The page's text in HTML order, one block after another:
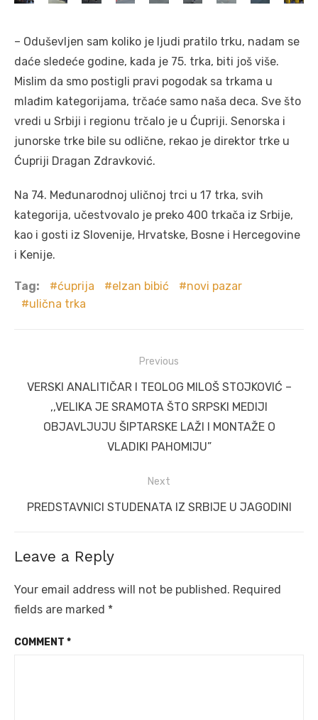
– Oduševljen sam koliko je ljudi pratilo trku, nadam se
daće sledeće godine, kada je 75. trka, biti još više.
Mislim da smo postigli pravi pogodak sa trkama u
mlađim kategorijama, trčaće samo naša deca. Sve što
vredi u Srbiji i regionu trčalo je u Ćupriji. Senorska i
junorske trke bile su odlične, rekao je direktor trke u
Ćupriji Dragan Zdravković.
Na 74. Međunarodnoj uličnoj trci u 17 trka, svih
kategorija, učestvovalo je preko 400 trkača iz Srbije,
kao i gosti iz Slovenije, Hrvatske, Bosne i Hercegovine
i Kenije.
Tag: ćuprija elzan bibić
novi pazar
ulična trka
navigation
Previous
Previous
VERSKI ANALITIČAR I TEOLOG MILOŠ STOJKOVIĆ –
,,VELIKA JE SRAMOTA ŠTO SRPSKI MEDIJI
OBJAVLJUJU ŠIPTARSKE LAŽI I MONTAŽE O
VLADIKI PAHOMIJU”
Next
Next
PREDSTAVNICI STUDENATA IZ SRBIJE U JAGODINI
Leave a Reply
Your email address will not be published. Required
fields are marked *
COMMENT *